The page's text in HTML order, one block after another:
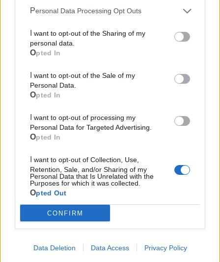
Personal Data Processing Opt Outs
personal data.
Opted In
Personal Data.
Opted In
Personal Data for Targeted Advertising.
Opted In
Retention, Sale, and/or Sharing of my
Personal Data that Is Unrelated with the
Purposes for which it was collected.
Opted Out
CONFIRM
Data Deletion Data Access Privacy Policy
Mondo CIA